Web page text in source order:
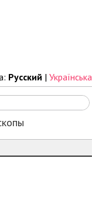
Русский | Українська